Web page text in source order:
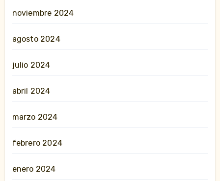
noviembre 2024
agosto 2024
julio 2024
abril 2024
marzo 2024
febrero 2024
enero 2024